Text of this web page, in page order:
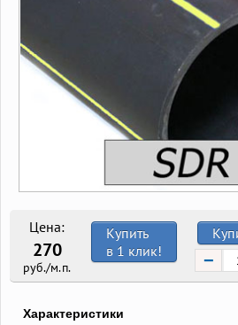
Цена:
270
руб./м.п. −
Купить
в 1 клик!
Характеристики